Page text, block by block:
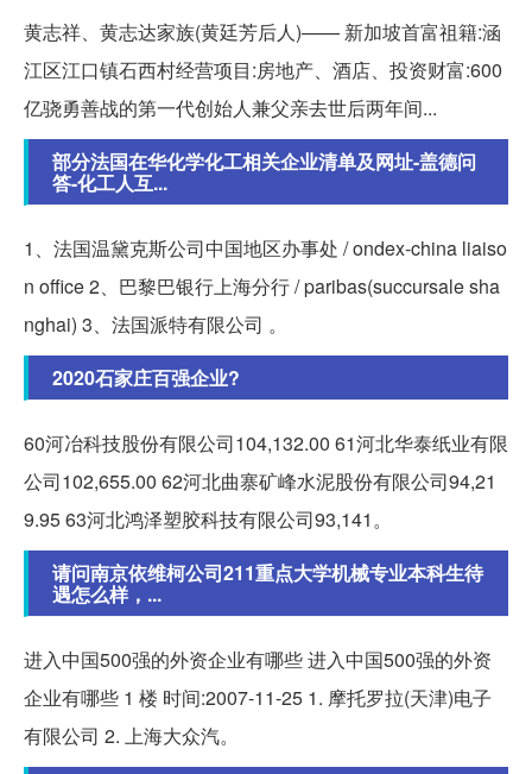
黄志祥、黄志达家族(黄廷芳后人)—— 新加坡首富祖籍:涵
江区江口镇石西村经营项目:房地产、酒店、投资财富:600
亿骁勇善战的第一代创始人兼父亲去世后两年间...
部分法国在华化学化工相关企业清单及网址-盖德问
答-化工人互...
1、法国温黛克斯公司中国地区办事处 / ondex-china liaiso
n office 2、巴黎巴银行上海分行 / paribas(succursale sha
nghai) 3、法国派特有限公司 。
2020石家庄百强企业?
60河冶科技股份有限公司104,132.00 61河北华泰纸业有限
公司102,655.00 62河北曲寨矿峰水泥股份有限公司94,21
9.95 63河北鸿泽塑胶科技有限公司93,141。
请问南京依维柯公司211重点大学机械专业本科生待
遇怎么样，...
进入中国500强的外资企业有哪些 进入中国500强的外资
企业有哪些 1 楼 时间:2007-11-25 1. 摩托罗拉(天津)电子
有限公司 2. 上海大众汽。